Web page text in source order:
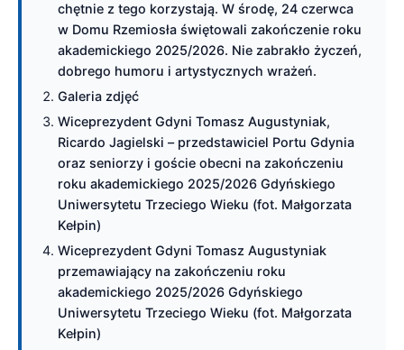
chętnie z tego korzystają. W środę, 24 czerwca
w Domu Rzemiosła świętowali zakończenie roku
akademickiego 2025/2026. Nie zabrakło życzeń,
dobrego humoru i artystycznych wrażeń.
Galeria zdjęć
Wiceprezydent Gdyni Tomasz Augustyniak,
Ricardo Jagielski – przedstawiciel Portu Gdynia
oraz seniorzy i goście obecni na zakończeniu
roku akademickiego 2025/2026 Gdyńskiego
Uniwersytetu Trzeciego Wieku (fot. Małgorzata
Kełpin)
Wiceprezydent Gdyni Tomasz Augustyniak
przemawiający na zakończeniu roku
akademickiego 2025/2026 Gdyńskiego
Uniwersytetu Trzeciego Wieku (fot. Małgorzata
Kełpin)